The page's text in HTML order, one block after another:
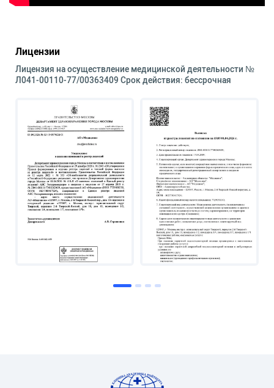
Лицензии
Лицензия на осуществление медицинской деятельности №
Л041-00110-77/00363409 Срок действия: бессрочная